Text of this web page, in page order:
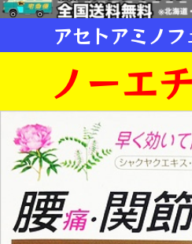
アセトアミノ
ノーエ